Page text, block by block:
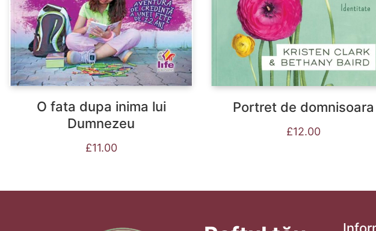
O fata dupa inima lui
Dumnezeu
£11.00
Portret de domnisoara
£12.00